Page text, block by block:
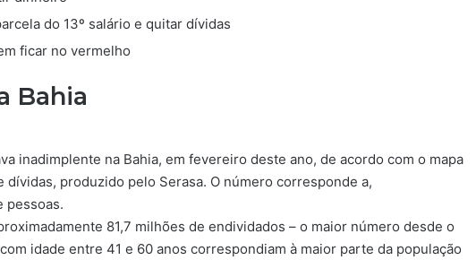
do 13º salário e quitar dívidas
ficar no vermelho
Bahia
inadimplente na Bahia, em fevereiro deste ano, de acordo com o mapa
produzido pelo Serasa. O número corresponde a,
pessoas.
81,7 milhões de endividados – o maior número desde o
idade entre 41 e 60 anos correspondiam à maior parte da população